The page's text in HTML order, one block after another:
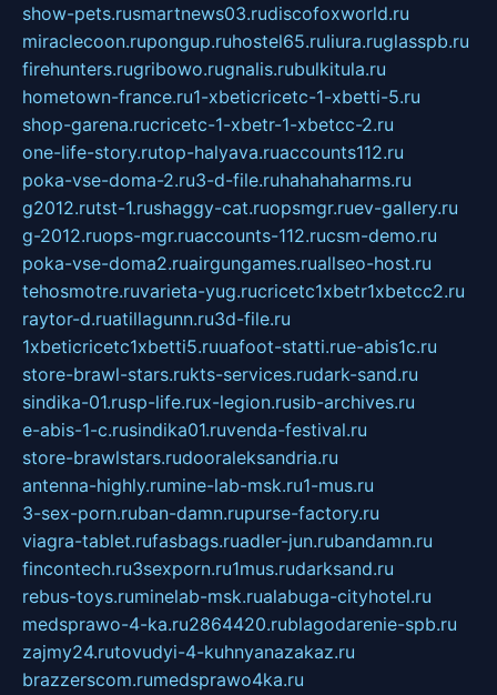
show-pets.rusmartnews03.rudiscofoxworld.ru
miraclecoon.rupongup.ruhostel65.ruliura.ruglasspb.ru
firehunters.rugribowo.rugnalis.rubulkitula.ru
hometown-france.ru1-xbeticricetc-1-xbetti-5.ru
shop-garena.rucricetc-1-xbetr-1-xbetcc-2.ru
one-life-story.rutop-halyava.ruaccounts112.ru
poka-vse-doma-2.ru3-d-file.ruhahahaharms.ru
g2012.rutst-1.rushaggy-cat.ruopsmgr.ruev-gallery.ru
g-2012.ruops-mgr.ruaccounts-112.rucsm-demo.ru
poka-vse-doma2.ruairgungames.ruallseo-host.ru
tehosmotre.ruvarieta-yug.rucricetc1xbetr1xbetcc2.ru
raytor-d.ruatillagunn.ru3d-file.ru
1xbeticricetc1xbetti5.ruuafoot-statti.rue-abis1c.ru
store-brawl-stars.rukts-services.rudark-sand.ru
sindika-01.rusp-life.rux-legion.rusib-archives.ru
e-abis-1-c.rusindika01.ruvenda-festival.ru
store-brawlstars.rudooraleksandria.ru
antenna-highly.rumine-lab-msk.ru1-mus.ru
3-sex-porn.ruban-damn.rupurse-factory.ru
viagra-tablet.rufasbags.ruadler-jun.rubandamn.ru
fincontech.ru3sexporn.ru1mus.rudarksand.ru
rebus-toys.ruminelab-msk.rualabuga-cityhotel.ru
medsprawo-4-ka.ru2864420.rublagodarenie-spb.ru
zajmy24.rutovudyi-4-kuhnyanazakaz.ru
brazzerscom.rumedsprawo4ka.ru